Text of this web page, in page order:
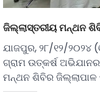
ଜିଲ୍ଲାସ୍ତରୀୟ ମନ୍ଥନ
ଯାଜପୁର, ୨୮/୧୨/୨୦୨୪
ଗ୍ରାମ ଉତ୍କର୍ଷ
ମନ୍ଥନ ଶିବିର ଜିଲ୍ଲାପାଳ